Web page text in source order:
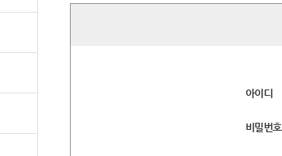
아이디
비밀번호